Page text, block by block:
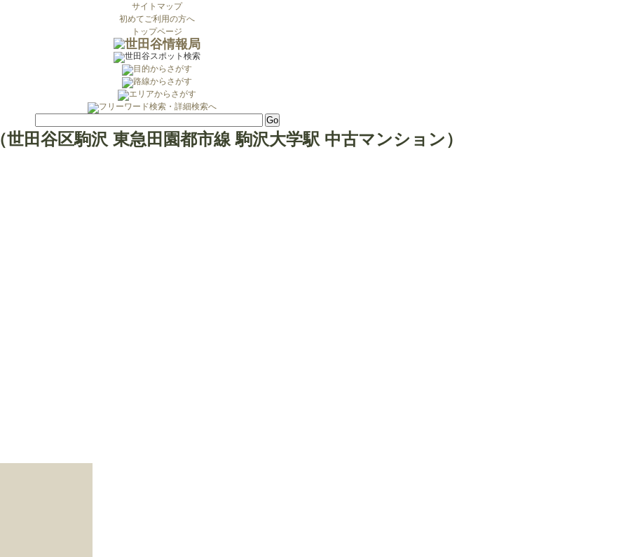
サイトマップ
初めてご利用の方へ
トップページ
田谷区駒沢 東急田園都市線 駒沢大学駅 中古マンション）